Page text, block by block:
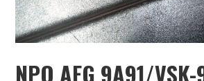
NPO AEG 9A91/